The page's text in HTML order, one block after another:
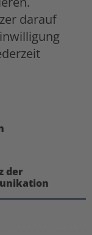
darauf
der